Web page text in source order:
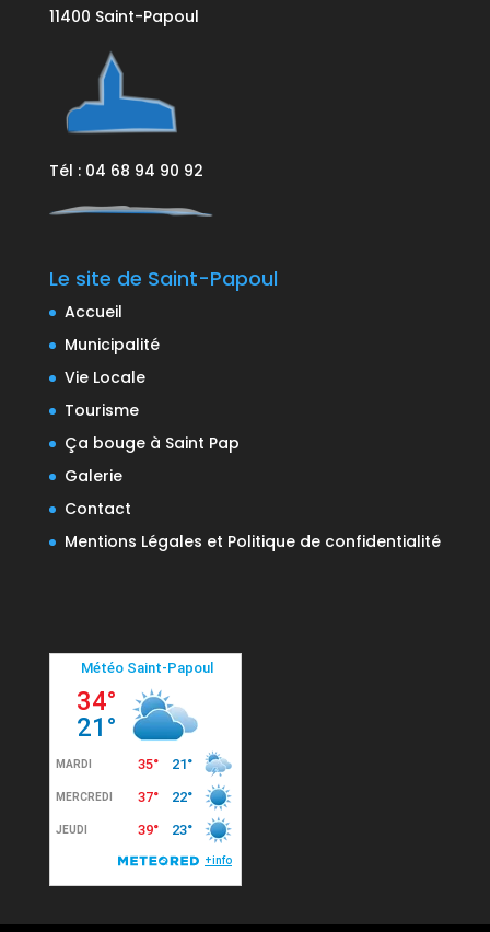
11400 Saint-Papoul
Tél : 04 68 94 90 92
Le site de Saint-Papoul
Accueil
Municipalité
Vie Locale
Tourisme
Ça bouge à Saint Pap
Galerie
Contact
Mentions Légales et Politique de confidentialité